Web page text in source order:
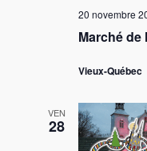
Marché de
20 novembre
Vieux-Québec
VEN
28